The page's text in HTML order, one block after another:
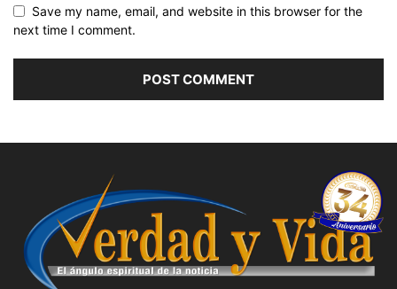
Save my name, email, and website in this browser for the
next time I comment.